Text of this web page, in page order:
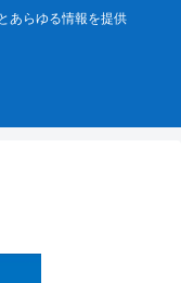
あらゆる情報を提供